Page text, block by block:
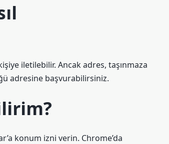
iletilebilir. Ancak adres, taşınmaza
adresine başvurabilirsiniz.
konum izni verin. Chrome’da